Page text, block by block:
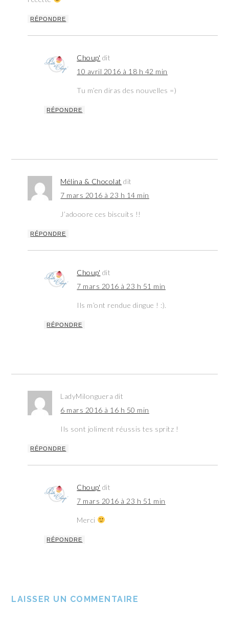
RÉPONDRE
Choup' dit
10 avril 2016 à 18 h 42 min
Tu m’en diras des nouvelles =)
RÉPONDRE
Mélina & Chocolat dit
7 mars 2016 à 23 h 14 min
J’adooore ces biscuits !!
RÉPONDRE
Choup' dit
7 mars 2016 à 23 h 51 min
Ils m’ont rendue dingue ! :).
RÉPONDRE
LadyMilonguera dit
6 mars 2016 à 16 h 50 min
Ils sont joliment réussis tes spritz !
RÉPONDRE
Choup' dit
7 mars 2016 à 23 h 51 min
Merci
RÉPONDRE
LAISSER UN COMMENTAIRE